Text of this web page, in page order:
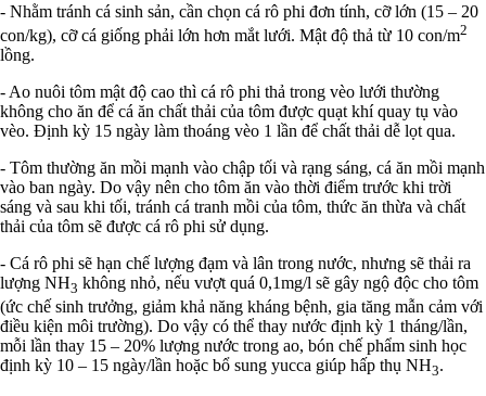
- Nhằm tránh cá sinh sản, cần chọn cá rô phi đơn tính, cỡ lớn (15 – 20
con/kg), cỡ cá giống phải lớn hơn mắt lưới. Mật độ thả từ 10 con/m2
lồng.
- Ao nuôi tôm mật độ cao thì cá rô phi thả trong vèo lưới thường
không cho ăn để cá ăn chất thải của tôm được quạt khí quay tụ vào
vèo. Định kỳ 15 ngày làm thoáng vèo 1 lần để chất thải dễ lọt qua.
- Tôm thường ăn mồi mạnh vào chập tối và rạng sáng, cá ăn mồi mạnh
vào ban ngày. Do vậy nên cho tôm ăn vào thời điểm trước khi trời
sáng và sau khi tối, tránh cá tranh mồi của tôm, thức ăn thừa và chất
thải của tôm sẽ được cá rô phi sử dụng.
- Cá rô phi sẽ hạn chế lượng đạm và lân trong nước, nhưng sẽ thải ra
lượng NH3 không nhỏ, nếu vượt quá 0,1mg/l sẽ gây ngộ độc cho tôm
(ức chế sinh trưởng, giảm khả năng kháng bệnh, gia tăng mẫn cảm với
điều kiện môi trường). Do vậy có thể thay nước định kỳ 1 tháng/lần,
mỗi lần thay 15 – 20% lượng nước trong ao, bón chế phẩm sinh học
định kỳ 10 – 15 ngày/lần hoặc bổ sung yucca giúp hấp thụ NH3.